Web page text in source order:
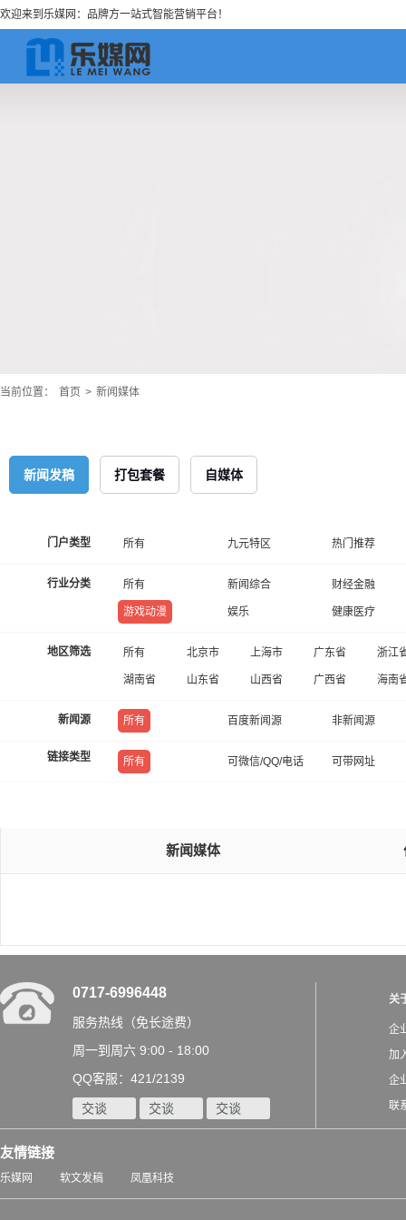
欢迎来到乐媒网：品牌方一站式智能营销平台！
当前位置： 首页 > 新闻媒体
新闻发稿 打包套餐 自媒体
门户类型 所有 九元特区 热门推荐
行业分类 所有 新闻综合 财经金融
游戏动漫 娱乐 健康医疗
地区筛选 所有 北京市 上海市 广东省 浙江
湖南省 山东省 山西省 广西省 海南
新闻源 所有 百度新闻源 非新闻源
链接类型 所有 可微信/QQ/电话 可带网址
新闻媒体
0717-6996448
服务热线（免长途费）
周一到周六 9:00 - 18:00
QQ客服：421/2139
交谈 交谈 交谈
关
企
加
企
联
友情链接
乐媒网 软文发稿 凤凰科技